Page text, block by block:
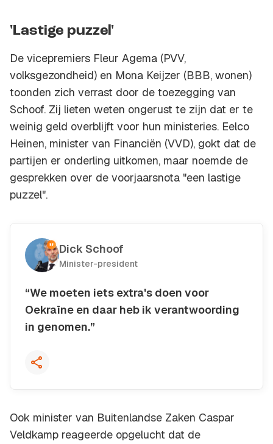
'Lastige puzzel'
De vicepremiers Fleur Agema (PVV,
volksgezondheid) en Mona Keijzer (BBB, wonen)
toonden zich verrast door de toezegging van
Schoof. Zij lieten weten ongerust te zijn dat er te
weinig geld overblijft voor hun ministeries. Eelco
Heinen, minister van Financiën (VVD), gokt dat de
partijen er onderling uitkomen, maar noemde de
gesprekken over de voorjaarsnota "een lastige
puzzel".
Dick Schoof
Minister-president
“We moeten iets extra's doen voor
Oekraïne en daar heb ik verantwoording
in genomen.”
Kopieer quote
Ook minister van Buitenlandse Zaken Caspar
Veldkamp reageerde opgelucht dat de